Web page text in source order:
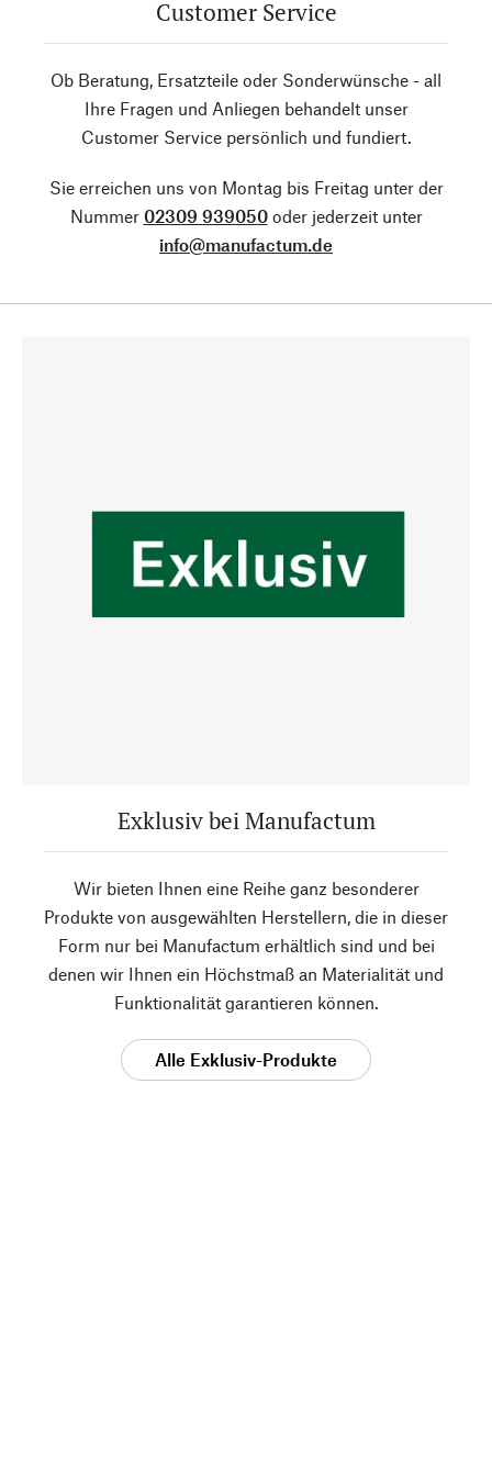
Customer Service
Ob Beratung, Ersatzteile oder Sonderwünsche - all
Ihre Fragen und Anliegen behandelt unser
Customer Service persönlich und fundiert.
Sie erreichen uns von Montag bis Freitag unter der
Nummer 02309 939050oder jederzeit unter
info@manufactum.de
Exklusiv bei Manufactum
Wir bieten Ihnen eine Reihe ganz besonderer
Produkte von ausgewählten Herstellern, die in dieser
Form nur bei Manufactum erhältlich sind und bei
denen wir Ihnen ein Höchstmaß an Materialität und
Funktionalität garantieren können.
Alle Exklusiv-Produkte